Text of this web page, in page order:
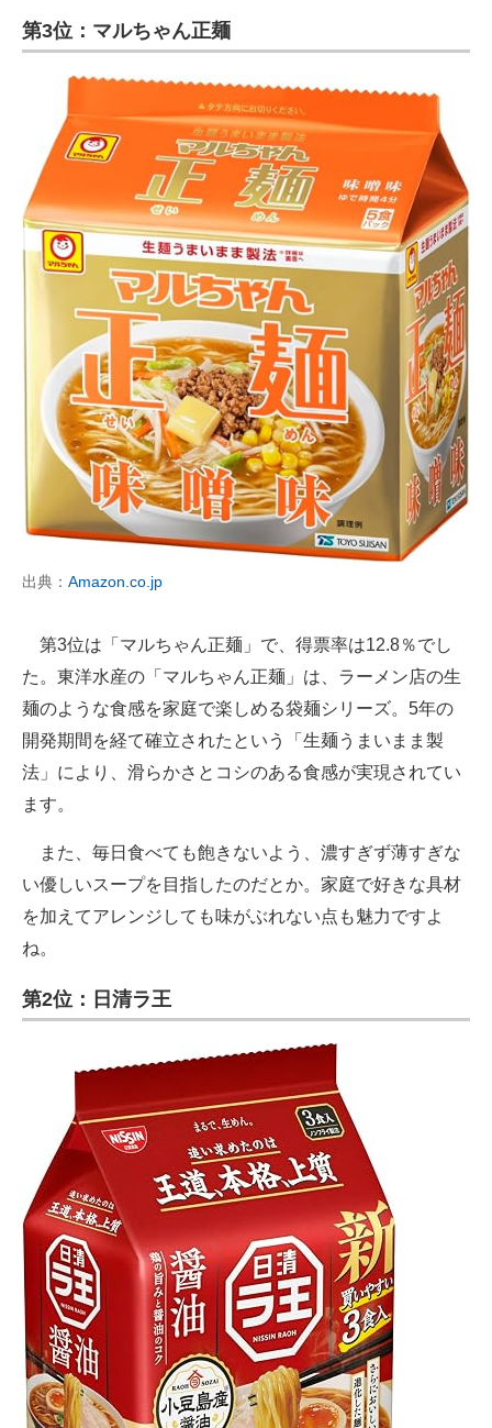
第3位：マルちゃん正麺
出典： Amazon.co.jp
第3位は「マルちゃん正麺」で、得票率は12.8％でし
た。東洋水産の「マルちゃん正麺」は、ラーメン店の生
麺のような食感を家庭で楽しめる袋麺シリーズ。5年の
開発期間を経て確立されたという「生麺うまいまま製
法」により、滑らかさとコシのある食感が実現されてい
ます。
また、毎日食べても飽きないよう、濃すぎず薄すぎな
い優しいスープを目指したのだとか。家庭で好きな具材
を加えてアレンジしても味がぶれない点も魅力ですよ
ね。
第2位：日清ラ王